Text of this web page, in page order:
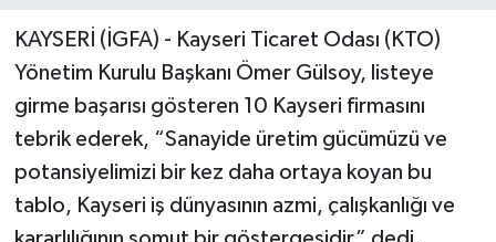
KAYSERİ (İGFA) - Kayseri Ticaret Odası (KTO)
Yönetim Kurulu Başkanı Ömer Gülsoy, listeye
girme başarısı gösteren 10 Kayseri firmasını
tebrik ederek, “Sanayide üretim gücümüzü ve
potansiyelimizi bir kez daha ortaya koyan bu
tablo, Kayseri iş dünyasının azmi, çalışkanlığı ve